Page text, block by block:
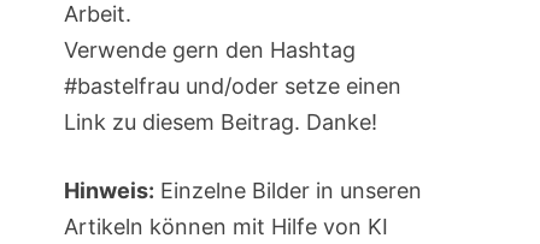
Arbeit.
Verwende gern den Hashtag
#bastelfrau und/oder setze einen
Link zu diesem Beitrag. Danke!
Hinweis: Einzelne Bilder in unseren
Artikeln können mit Hilfe von KI